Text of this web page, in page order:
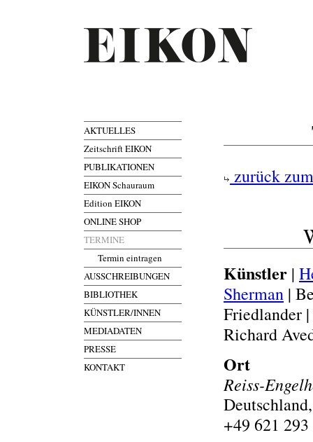
AKTUELLES
Zeitschrift EIKON
PUBLIKATIONEN
EIKON Schauraum
Edition EIKON
ONLINE SHOP
TERMINE
Termin eintragen
AUSSCHREIBUNGEN
BIBLIOTHEK
KÜNSTLER/INNEN
MEDIADATEN
PRESSE
KONTAKT
zurück
Künstler |
Sherman |
Friedlander
Richard
Ort
Reiss-
+49 621